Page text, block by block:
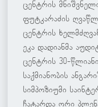
ცენტრის
ფუტკარაძის
ცენტრის
ეკა დადიანმა
ცენტრის 30-
საქმიანობის
სიმპოზიუმი
ჩატარდა ორი